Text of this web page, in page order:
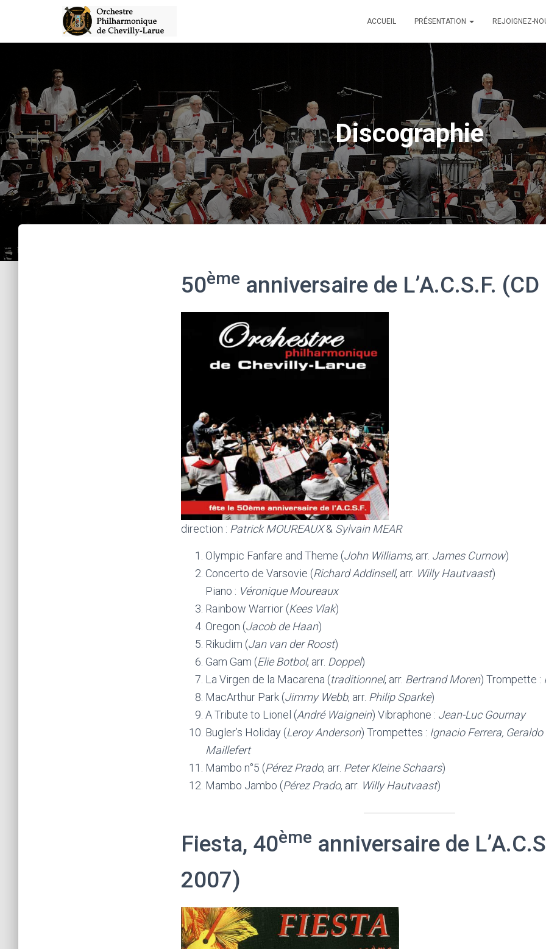
ACCUEIL PRÉSENTATION REJOIGNEZ-
Discographie
50ème anniversaire de L’A.C.S.F.
direction : Patrick MOUREAUX& Sylvain MEAR
Olympic Fanfare and Theme (John Williams, arr. James Curnow)
Concerto de Varsovie (Richard Addinsell, arr. Willy Hautvaast)
Piano : Véronique Moureaux
Rainbow Warrior (Kees Vlak)
Oregon (Jacob de Haan)
Rikudim (Jan van der Roost)
Gam Gam (Elie Botbol, arr. Doppel)
La Virgen de la Macarena (traditionnel, arr. Bertrand Moren) Trompette :
MacArthur Park (Jimmy Webb, arr. Philip Sparke)
A Tribute to Lionel (André Waignein) Vibraphone : Jean-Luc Gournay
Bugler’s Holiday (Leroy Anderson) Trompettes : Ignacio Ferrera,
Maillefert
Mambo n°5 (Pérez Prado, arr. Peter Kleine Schaars)
Mambo Jambo (Pérez Prado, arr. Willy Hautvaast)
Fiesta, 40ème anniversaire de
2007)